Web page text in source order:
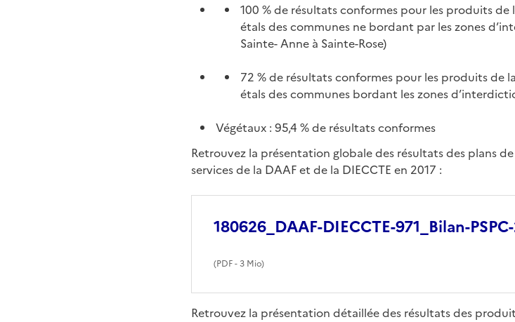
100 % de résultats conformes pour les produits
étals des communes ne bordant par les zones
Sainte- Anne à Sainte-Rose)
72 % de résultats conformes pour les produits de
étals des communes bordant les zones
Végétaux : 95,4 % de résultats conformes
Retrouvez la présentation globale des résultats des plans
services de la DAAF et de la DIECCTE en 2017 :
180626_DAAF-DIECCTE-971_Bilan-
(PDF- 3 Mio)
Retrouvez la présentation détaillée des résultats des